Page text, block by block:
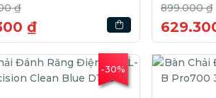
₫
₫
899.000 ₫
-30%